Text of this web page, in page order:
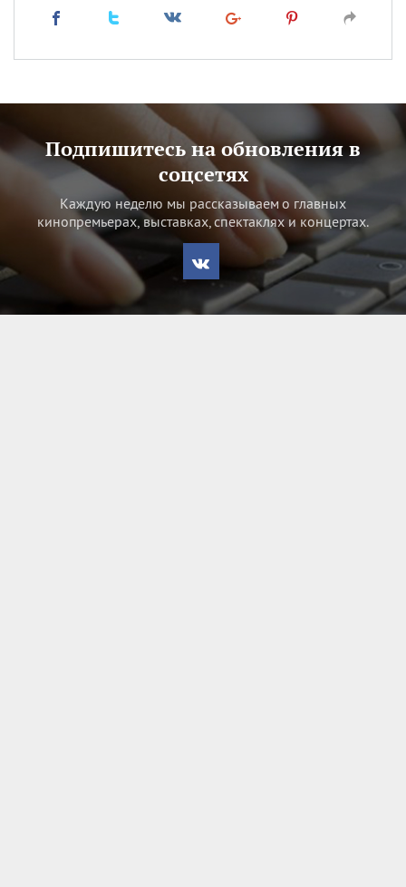
Подпишитесь на обновления в
соцсетях
Каждую неделю мы рассказываем о главных
кинопремьерах, выставках, спектаклях и концертах.